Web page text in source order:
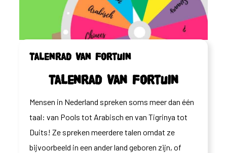
Talenrad van Fortuin
Talenrad van Fortuin
Mensen in Nederland spreken soms meer dan één
taal: van Pools tot Arabisch en van Tigrinya tot
Duits! Ze spreken meerdere talen omdat ze
bijvoorbeeld in een ander land geboren zijn, of